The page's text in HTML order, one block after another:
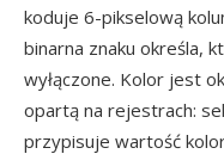
koduje 6-pikselową
binarna znaku określa,
wyłączone. Kolor jest
opartą na rejestrach:
przypisuje wartość